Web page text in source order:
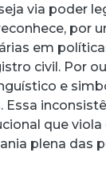
via poder
por
em
civil. Por
e
que viola
plena das